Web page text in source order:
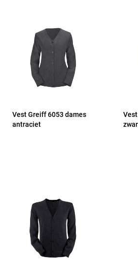
Vest Greiff 6053 dames
antraciet